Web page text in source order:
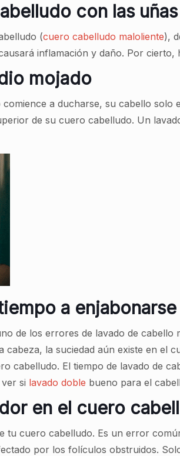
con las uñas
(cuero cabelludo maloliente),
inflamación y daño. Por cierto,
mojado
a ducharse, su cabello solo
de su cuero cabelludo. Un
a enjabonarse
de los errores de lavado de
cabeza, la suciedad aún existe en el
cabelludo. El tiempo de lavado de
si lavado doble bueno para el
en el cuero
tu cuero cabelludo. Es un error
por los folículos obstruidos.